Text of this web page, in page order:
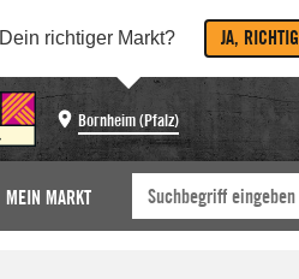
Dein richtiger Markt? JA, RICHTIG
Bornheim (Pfalz)
MEIN MARKT